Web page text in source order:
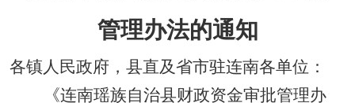
管理办法的通知
各镇人民政府，县直及省市驻连南各单位 ：
《连南瑶族自治县财政资金审批管理办